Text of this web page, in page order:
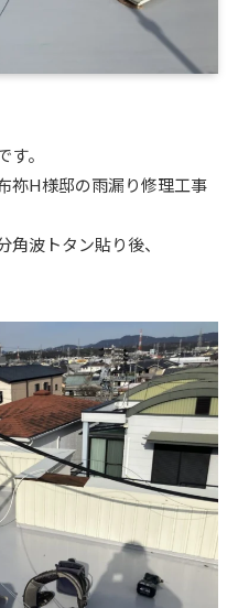
。
祢H様邸の雨漏り修理工事
波トタン貼り後、